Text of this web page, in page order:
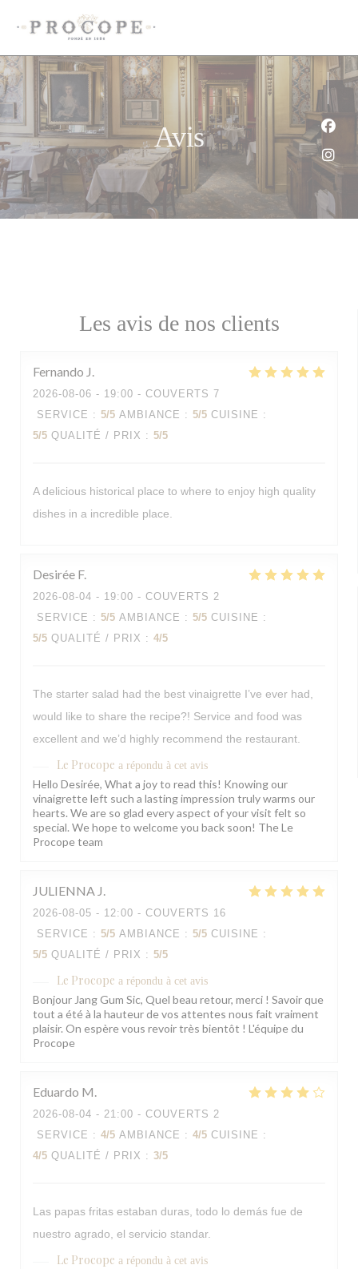
Avis
Les avis de nos clients
Fernando J
2026-08-06 - 19:00 - COUVERTS 7
SERVICE : 5/5 AMBIANCE : 5/5 CUISINE :
5/5 QUALITÉ / PRIX : 5/5
A delicious historical place to where to enjoy high quality
dishes in a incredible place.
Desirée F
2026-08-04 - 19:00 - COUVERTS 2
SERVICE : 5/5 AMBIANCE : 5/5 CUISINE :
5/5 QUALITÉ / PRIX : 4/5
The starter salad had the best vinaigrette I’ve ever had,
would like to share the recipe?! Service and food was
excellent and we’d highly recommend the restaurant.
Le Procope a répondu à cet avis
Hello Desirée, What a joy to read this! Knowing our
vinaigrette left such a lasting impression truly warms our
hearts. We are so glad every aspect of your visit felt so
special. We hope to welcome you back soon! The Le
Procope team
JULIENNA J
2026-08-05 - 12:00 - COUVERTS 16
SERVICE : 5/5 AMBIANCE : 5/5 CUISINE :
5/5 QUALITÉ / PRIX : 5/5
Le Procope a répondu à cet avis
Bonjour Jang Gum Sic, Quel beau retour, merci ! Savoir que
tout a été à la hauteur de vos attentes nous fait vraiment
plaisir. On espère vous revoir très bientôt ! L'équipe du
Procope
Eduardo M
2026-08-04 - 21:00 - COUVERTS 2
SERVICE : 4/5 AMBIANCE : 4/5 CUISINE :
4/5 QUALITÉ / PRIX : 3/5
Las papas fritas estaban duras, todo lo demás fue de
nuestro agrado, el servicio standar.
Le Procope a répondu à cet avis